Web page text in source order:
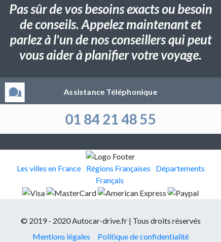
Pas sûr de vos besoins exacts ou besoin
de conseils. Appelez maintenant et
parlez à l'un de nos conseillers qui peut
vous aider à planifier votre voyage.
Assistance Téléphonique
01 84 21 48 55
Les villes en France Régions Françaises
Départements
Français
© 2019 - 2020 Autocar-drive.fr | Tous droits réservés
Mentions légales
Politique de confidentialité